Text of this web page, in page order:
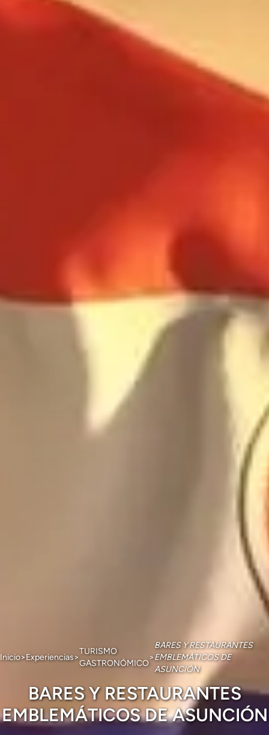
Inicio>Experiencias>
TURISMO
GASTRONÓMICO
>
BARES Y RESTAURANTES
EMBLEMÁTICOS DE
ASUNCIÓN
BARES Y RESTAURANTES
EMBLEMÁTICOS DE ASUNCIÓN